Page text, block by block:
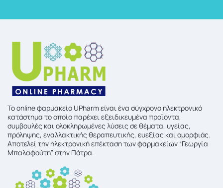
To online φαρμακείο UPharm είναι ένα σύγχρονο ηλεκτρονικό
κατάστημα το οποίο παρέχει εξειδικευμένα προϊόντα,
συμβουλές και ολοκληρωμένες λύσεις σε θέματα, υγείας,
πρόληψης, εναλλακτικής θεραπευτικής, ευεξίας και ομορφιάς.
Αποτελεί την ηλεκτρονική επέκταση των φαρμακείων “Γεωργία
Μπαλαφούτη” στην Πάτρα.